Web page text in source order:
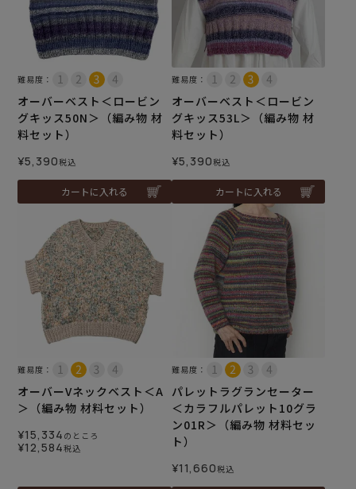
難易度：
オーバーベスト＜ロービン
グキッス50N＞（編み物 材
料セット）
¥5,390税込
カートに入れる
難易度：
オーバーベスト＜ロービン
グキッス53L＞（編み物 材
料セット）
¥5,390税込
カートに入れる
難易度：
オーバーVネックベスト＜A
＞（編み物 材料セット）
¥15,334 のところ
¥12,584税込
難易度：
パレットラグランセーター
＜カラフルパレット10グラ
ン01R＞（編み物 材料セッ
ト）
¥11,660税込